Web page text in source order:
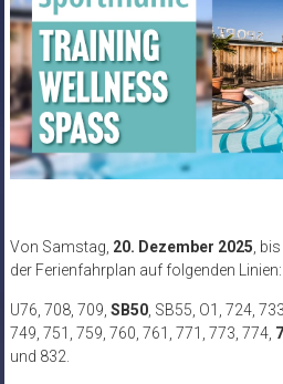
Von Samstag, 20. Dezember 2025 ,
der Ferienfahrplan auf folgenden Linien:
U76, 708, 709, SB50, SB55, O1, 724,
749, 751, 759, 760, 761, 771, 773, 774,
und 832.